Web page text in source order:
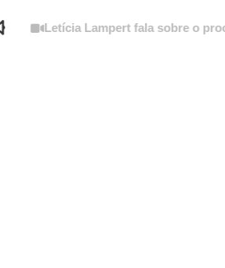
Letícia Lampert fala sobre o processo